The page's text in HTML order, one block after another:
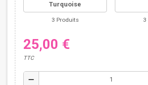
Turquoise
3 Produits 3
25,00 €
TTC
remove